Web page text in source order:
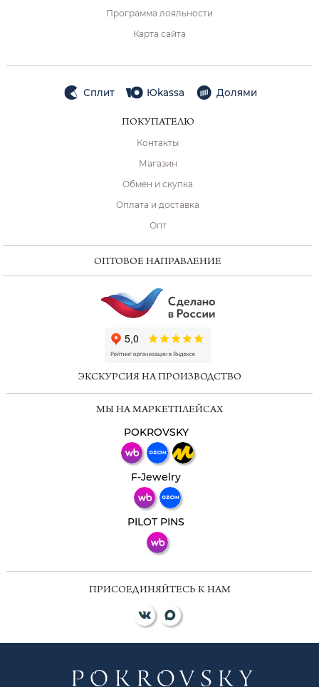
Программа лояльности
Карта сайта
Сплит Юkassa Долями
ПОКУПАТЕЛЮ
Контакты
Магазин
Обмен и скупка
Оплата и доставка
Опт
ОПТОВОЕ НАПРАВЛЕНИЕ
ЭКСКУРСИЯ НА ПРОИЗВОДСТВО
МЫ НА МАРКЕТПЛЕЙСАХ
POKROVSKY
F-Jewelry
PILOT PINS
ПРИСОЕДИНЯЙТЕСЬ К НАМ